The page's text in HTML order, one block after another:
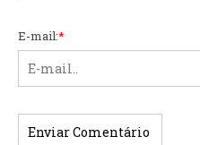
E-mail:*